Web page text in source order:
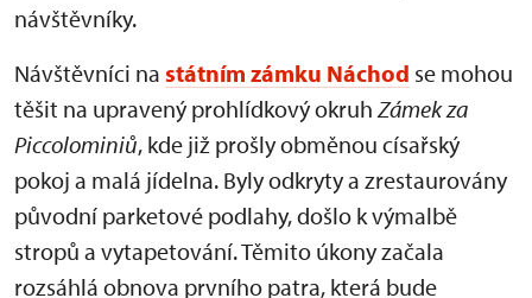
návštěvníky.
Návštěvníci na státním zámku Náchod se mohou
těšit na upravený prohlídkový okruhZámek za
Piccolominiů, kde již prošly obměnou císařský
pokoj a malá jídelna. Byly odkryty a zrestaurovány
původní parketové podlahy, došlo k výmalbě
stropů a vytapetování. Těmito úkony začala
rozsáhlá obnova prvního patra, která bude